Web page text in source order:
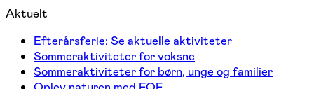
Aktuelt
Efterårsferie: Se aktuelle aktiviteter
Sommeraktiviteter for voksne
Sommeraktiviteter for børn, unge og familier